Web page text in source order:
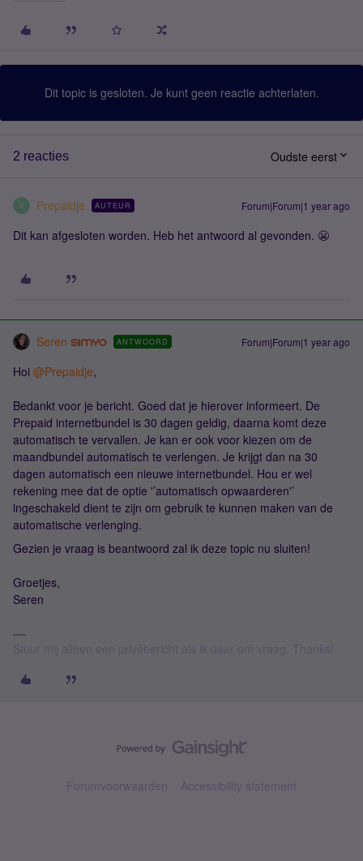
Dit topic is gesloten. Je kunt geen reactie achterlaten.
2 reacties Oudste eerst
P Prepaidje AUTEUR Forum|Forum|1 year ago
Dit kan afgesloten worden. Heb het antwoord al gevonden. 😬
Seren ANTWOORD Forum|Forum|1 year ago
Hoi @Prepaidje,
Bedankt voor je bericht. Goed dat je hierover informeert. De
Prepaid internetbundel is 30 dagen geldig, daarna komt deze
automatisch te vervallen. Je kan er ook voor kiezen om de
maandbundel automatisch te verlengen. Je krijgt dan na 30
dagen automatisch een nieuwe internetbundel. Hou er wel
rekening mee dat de optie '’automatisch opwaarderen'’
ingeschakeld dient te zijn om gebruik te kunnen maken van de
automatische verlenging.
Gezien je vraag is beantwoord zal ik deze topic nu sluiten!
Groetjes,
Seren
Forumvoorwaarden Accessibility statement